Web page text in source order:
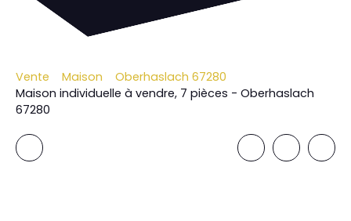
Vente Maison
Oberhaslach 67280
Maison individuelle à vendre, 7 pièces - Oberhaslach
67280